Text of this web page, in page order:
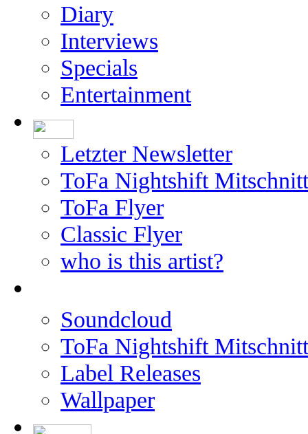
Diary
Interviews
Specials
Entertainment
Letzter Newsletter
ToFa Nightshift
ToFa Flyer
Classic Flyer
who is this artist?
Soundcloud
ToFa Nightshift
Label Releases
Wallpaper